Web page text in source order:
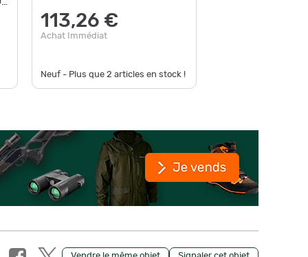
113,26 €
Achat Immédiat
Neuf - Plus que 2 articles en stock !